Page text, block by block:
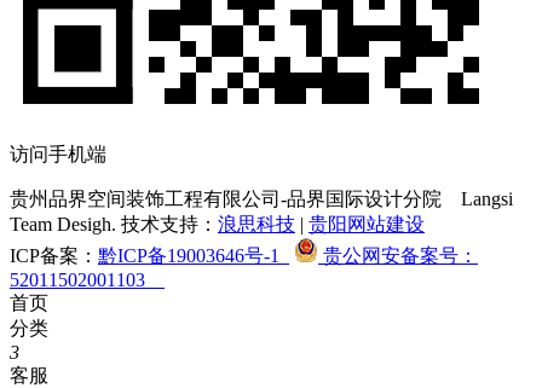
访问手机端
贵州品界空间装饰工程有限公司-品界国际设计分院 Langsi
Team Desigh. 技术支持： 浪思科技 | 贵阳网站建设
ICP备案： 黔ICP备19003646号-1
贵公网安备案号：
52011502001103
首页
分类
3
客服